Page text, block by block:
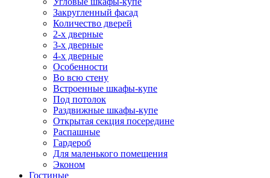
Закругленный фасад
Количество дверей
2-х дверные
3-х дверные
4-х дверные
Особенности
Во всю стену
Встроенные шкафы-купе
Под потолок
Раздвижные шкафы-купе
Открытая секция посередине
Распашные
Гардероб
Для маленького помещения
Эконом
Гостиные